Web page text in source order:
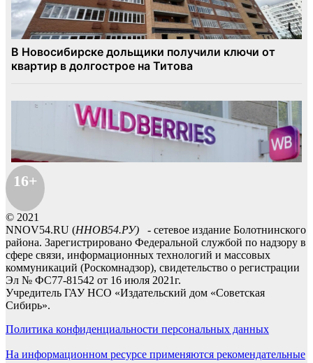
16+
© 2021
NNOV54.RU (ННОВ54.РУ) - сетевое издание Болотнинского
района. Зарегистрировано Федеральной службой по надзору в
сфере связи, информационных технологий и массовых
коммуникаций (Роскомнадзор), свидетельство о регистрации
Эл № ФС77-81542 от 16 июля 2021г.
Учредитель ГАУ НСО «Издательский дом «Советская
Сибирь».
Политика конфиденциальности персональных данных
На информационном ресурсе применяются рекомендательные